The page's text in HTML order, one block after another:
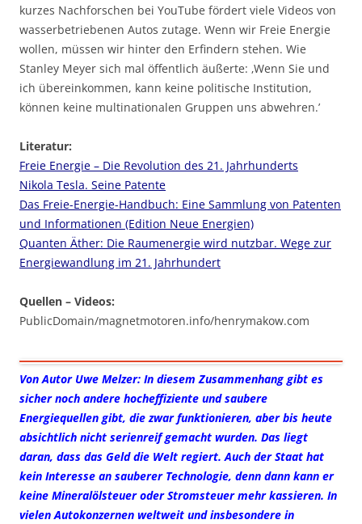
kurzes Nachforschen bei YouTube fördert viele Videos von
wasserbetriebenen Autos zutage. Wenn wir Freie Energie
wollen, müssen wir hinter den Erfindern stehen. Wie
Stanley Meyer sich mal öffentlich äußerte: ‚Wenn Sie und
ich übereinkommen, kann keine politische Institution,
können keine multinationalen Gruppen uns abwehren.’
Literatur:
Freie Energie – Die Revolution des 21. Jahrhunderts
Nikola Tesla. Seine Patente
Das Freie-Energie-Handbuch: Eine Sammlung von Patenten
und Informationen (Edition Neue Energien)
Quanten Äther: Die Raumenergie wird nutzbar. Wege zur
Energiewandlung im 21. Jahrhundert
Quellen – Videos:
PublicDomain/magnetmotoren.info/henrymakow.com
Von Autor Uwe Melzer: In diesem Zusammenhang gibt es
sicher noch andere hocheffiziente und saubere
Energiequellen gibt, die zwar funktionieren, aber bis heute
absichtlich nicht serienreif gemacht wurden. Das liegt
daran, dass das Geld die Welt regiert. Auch der Staat hat
kein Interesse an sauberer Technologie, denn dann kann er
keine Mineralölsteuer oder Stromsteuer mehr kassieren. In
vielen Autokonzernen weltweit und insbesondere in